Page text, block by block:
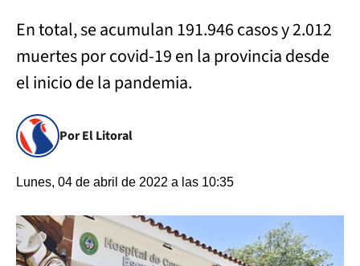
En total, se acumulan 191.946 casos y 2.012
muertes por covid-19 en la provincia desde
el inicio de la pandemia.
Por El Litoral
Lunes, 04 de abril de 2022 a las 10:35